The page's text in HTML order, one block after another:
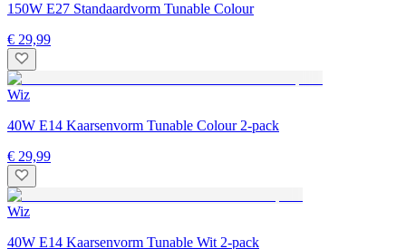
150W E27 Standaardvorm Tunable Colour
€ 29,99
Wiz
40W E14 Kaarsenvorm Tunable Colour 2-pack
€ 29,99
Wiz
40W E14 Kaarsenvorm Tunable Wit 2-pack